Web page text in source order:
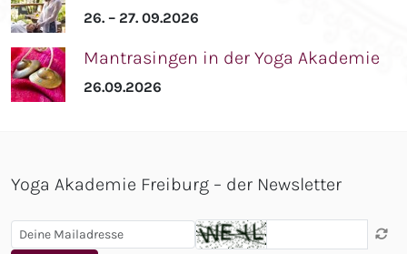
26. – 27. 09.2026
Mantrasingen in der Yoga Akademie
26.09.2026
Yoga Akademie Freiburg – der Newsletter